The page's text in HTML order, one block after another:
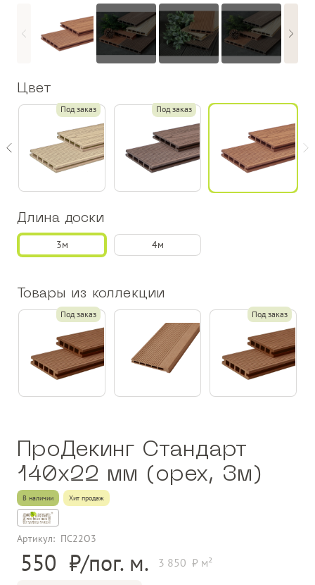
Цвет
Под заказ Под заказ
Длина доски
3м 4м
Товары из коллекции
Под заказ Под заказ
ПроДекинг Стандарт
140х22 мм (орех, 3м)
В наличии Хит продаж
Артикул: ПС22О3
550 3 850